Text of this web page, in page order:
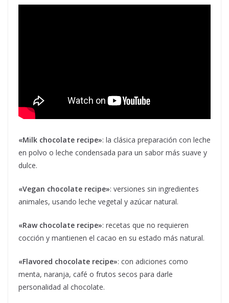
«Milk chocolate recipe»: la clásica preparación con leche
en polvo o leche condensada para un sabor más suave y
dulce.
«Vegan chocolate recipe»: versiones sin ingredientes
animales, usando leche vegetal y azúcar natural.
«Raw chocolate recipe»: recetas que no requieren
cocción y mantienen el cacao en su estado más natural.
«Flavored chocolate recipe»: con adiciones como
menta, naranja, café o frutos secos para darle
personalidad al chocolate.